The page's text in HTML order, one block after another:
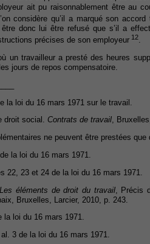
ait pu raisonnablement être au
considère qu’il a marqué son
donc lui être refusé que s’il a
précises de son employeur 12.
un travailleur a presté des heures
jours de repos compensatoire.
la loi du 16 mars 1971 sur le travail.
droit social. Contrats de travail,
ne peuvent être prestées
la loi du 16 mars 1971.
22, 23 et 24 de la loi du 16 mars 1971.
Les éléments de droit du travail, Précis
Bruxelles, Larcier, 2010, p. 243.
la loi du 16 mars 1971.
al. 3 de la loi du 16 mars 1971.